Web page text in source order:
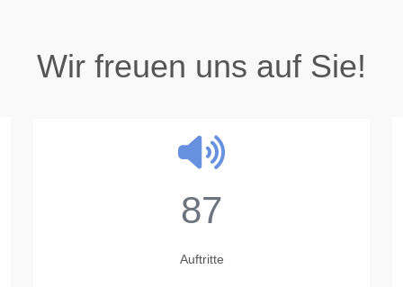
Wir freuen uns auf Sie!
87
Auftritte